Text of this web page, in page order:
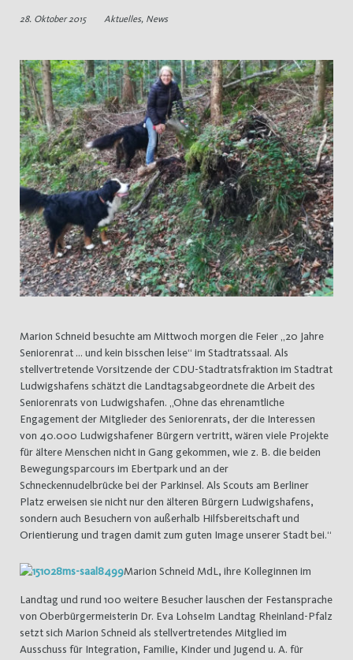
28. Oktober 2015 Aktuelles, News
Marion Schneid besuchte am Mittwoch morgen die Feier „20 Jahre
Seniorenrat … und kein bisschen leise“ im Stadtratssaal. Als
stellvertretende Vorsitzende der CDU-Stadtratsfraktion im Stadtrat
Ludwigshafens schätzt die Landtagsabgeordnete die Arbeit des
Seniorenrats von Ludwigshafen. „Ohne das ehrenamtliche
Engagement der Mitglieder des Seniorenrats, der die Interessen
von 40.000 Ludwigshafener Bürgern vertritt, wären viele Projekte
für ältere Menschen nicht in Gang gekommen, wie z. B. die beiden
Bewegungsparcours im Ebertpark und an der
Schneckennudelbrücke bei der Parkinsel. Als Scouts am Berliner
Platz erweisen sie nicht nur den älteren Bürgern Ludwigshafens,
sondern auch Besuchern von außerhalb Hilfsbereitschaft und
Orientierung und tragen damit zum guten Image unserer Stadt bei.“
Marion Schneid MdL, ihre Kolleginnen im
Landtag und rund 100 weitere Besucher lauschen der Festansprache
von Oberbürgermeisterin Dr. Eva LohseIm Landtag Rheinland-Pfalz
setzt sich Marion Schneid als stellvertretendes Mitglied im
Ausschuss für Integration, Familie, Kinder und Jugend u. A. für